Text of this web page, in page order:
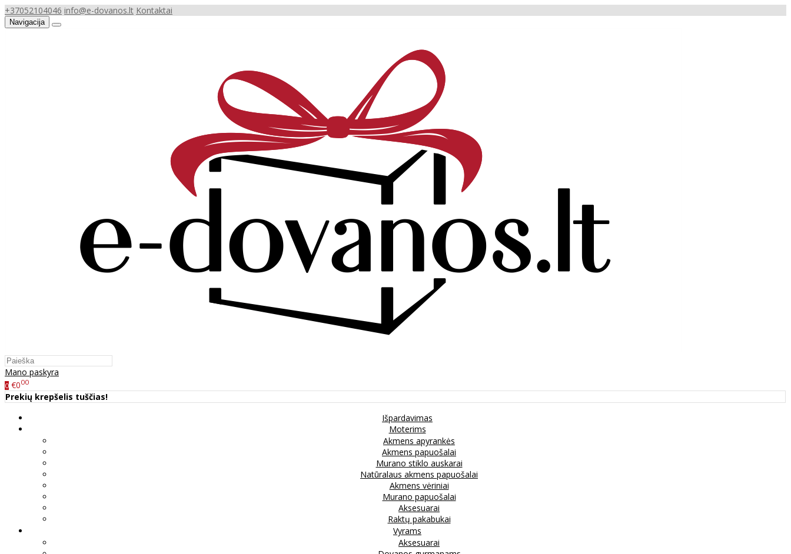
+37052104046 info@e-dovanos.lt Kontaktai
Navigacija
Mano paskyra
0 €000
Prekių krepšelis tuščias!
Išpardavimas
Moterims
Akmens apyrankės
Akmens papuošalai
Murano stiklo auskarai
Natūralaus akmens papuošalai
Akmens vėriniai
Murano papuošalai
Aksesuarai
Raktų pakabukai
Vyrams
Aksesuarai